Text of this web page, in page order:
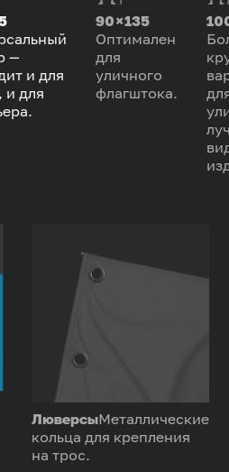
—
и для
и для
90 × 135
Оптимален
для
уличного
флагштока.
ЛюверсыМеталлические
кольца для крепления
на трос.